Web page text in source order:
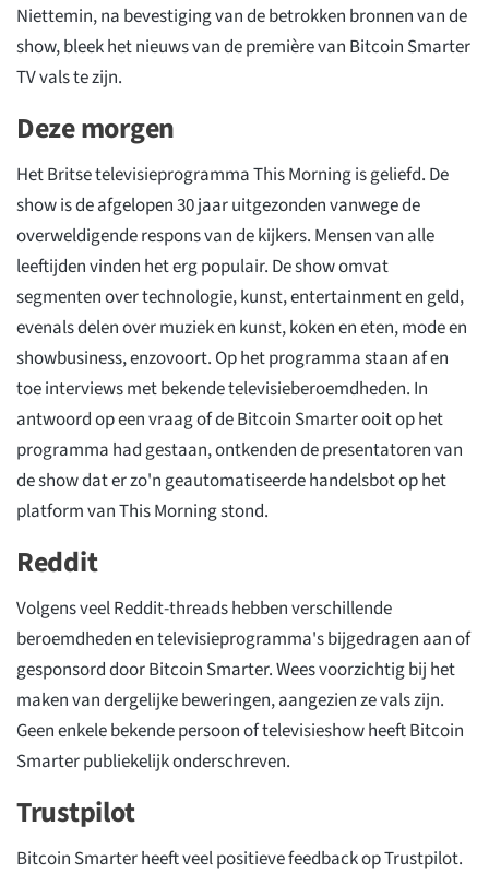
Niettemin, na bevestiging van de betrokken bronnen van de
show, bleek het nieuws van de première van Bitcoin Smarter
TV vals te zijn.
Deze morgen
Het Britse televisieprogramma This Morning is geliefd. De
show is de afgelopen 30 jaar uitgezonden vanwege de
overweldigende respons van de kijkers. Mensen van alle
leeftijden vinden het erg populair. De show omvat
segmenten over technologie, kunst, entertainment en geld,
evenals delen over muziek en kunst, koken en eten, mode en
showbusiness, enzovoort. Op het programma staan af en
toe interviews met bekende televisieberoemdheden. In
antwoord op een vraag of de Bitcoin Smarter ooit op het
programma had gestaan, ontkenden de presentatoren van
de show dat er zo'n geautomatiseerde handelsbot op het
platform van This Morning stond.
Reddit
Volgens veel Reddit-threads hebben verschillende
beroemdheden en televisieprogramma's bijgedragen aan of
gesponsord door Bitcoin Smarter. Wees voorzichtig bij het
maken van dergelijke beweringen, aangezien ze vals zijn.
Geen enkele bekende persoon of televisieshow heeft Bitcoin
Smarter publiekelijk onderschreven.
Trustpilot
Bitcoin Smarter heeft veel positieve feedback op Trustpilot.